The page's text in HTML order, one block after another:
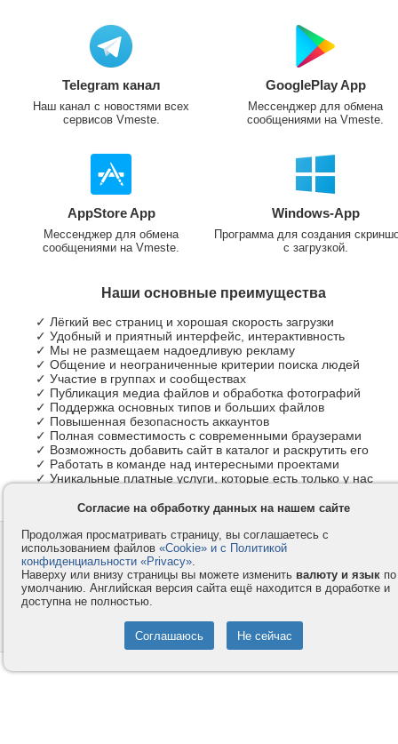
Telegram канал
Наш канал с новостями всех
сервисов Vmeste.
GooglePlay App
Мессенджер для обмена
сообщениями на Vmeste.
AppStore App
Мессенджер для обмена
сообщениями на Vmeste.
Windows-App
Программа для создания
с загрузкой.
Наши основные преимущества
✓ Лёгкий вес страниц и хорошая скорость загрузки
✓ Удобный и приятный интерфейс, интерактивность
✓ Мы не размещаем надоедливую рекламу
✓ Общение и неограниченные критерии поиска людей
✓ Участие в группах и сообществах
✓ Публикация медиа файлов и обработка фотографий
✓ Поддержка основных типов и больших файлов
✓ Повышенная безопасность аккаунтов
✓ Полная совместимость с современными браузерами
✓ Возможность добавить сайт в каталог и раскрутить его
✓ Работать в команде над интересными проектами
✓ Уникальные платные услуги, которые есть только у нас
Контакты
Компания
Privacy и Cookie
Услуги
Как оплатить
Помощь
© 2008-2026
- Все права защищены.
Согласие на обработку данных на нашем сайте
Продолжая просматривать страницу, вы соглашаетесь с
использованием файлов «Cookie» и с Политикой
конфиденциальности «Privacy».
Наверху или внизу страницы вы можете изменить валюту и язык по
умолчанию. Английская версия сайта ещё находится в доработке и
доступна не полностью.